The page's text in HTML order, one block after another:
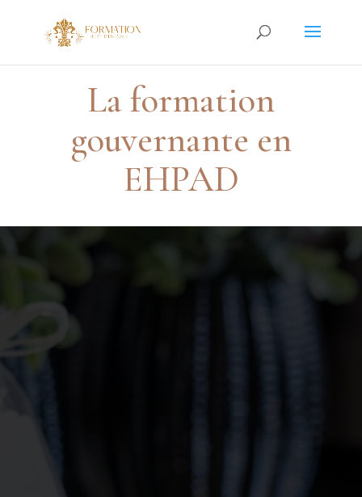
La formation
gouvernante en
EHPAD